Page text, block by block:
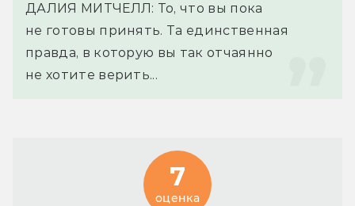
ДАЛИЯ МИТЧЕЛЛ: То, что вы пока
не готовы принять. Та единственная
правда, в которую вы так отчаянно
не хотите верить...
7
оценка